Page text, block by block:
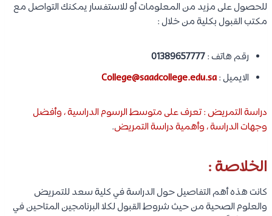
للحصول على مزيد من المعلومات أو للاستفسار يمكنك التواصل مع
مكتب القبول بكلية من خلال :
رقم هاتف :01389657777
الايميل :College@saadcollege.edu.sa
دراسة التمريض : تعرف على متوسط الرسوم الدراسية ، وأفضل
وجهات الدراسة ، وأهمية دراسة التمريض.
الخلاصة :
كانت هذه أهم التفاصيل حول الدراسة في كلية سعد للتمريض
والعلوم الصحية من حيث شروط القبول لكلا البرنامجين المتاحين في